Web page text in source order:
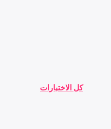
كل الاختبارات